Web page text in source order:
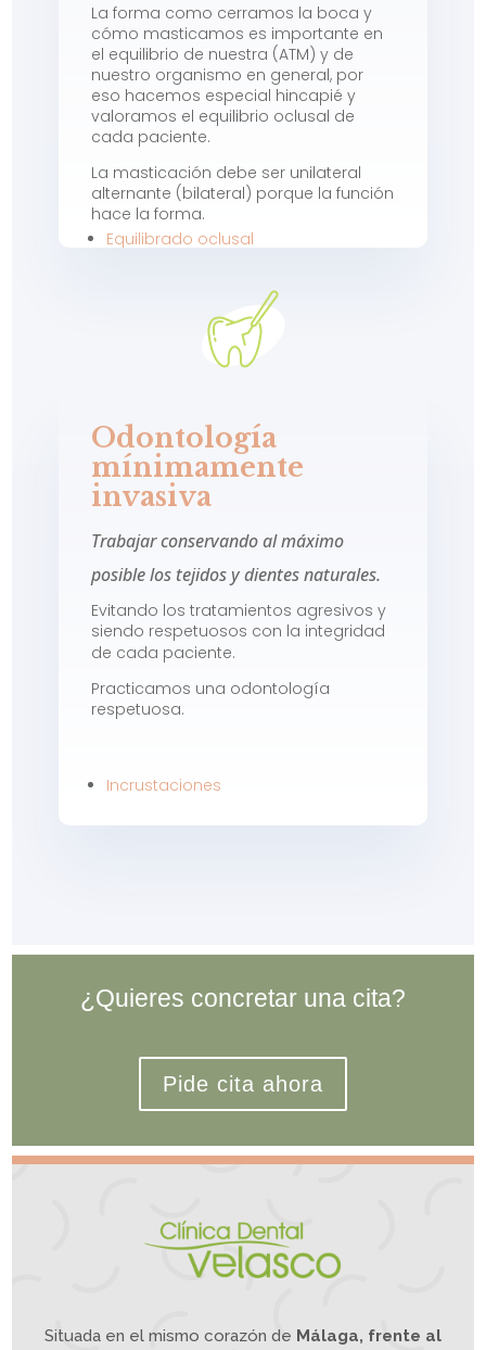
La forma como cerramos la boca y
cómo masticamos es importante en
el equilibrio de nuestra (ATM) y de
nuestro organismo en general, por
eso hacemos especial hincapié y
valoramos el equilibrio oclusal de
cada paciente.
La masticación debe ser unilateral
alternante (bilateral) porque la función
hace la forma.
Equilibrado oclusal
Odontología
mínimamente
invasiva
Trabajar conservando al máximo
posible los tejidos y dientes naturales.
Evitando los tratamientos agresivos y
siendo respetuosos con la integridad
de cada paciente.
Practicamos una odontología
respetuosa.
Incrustaciones
¿Quieres concretar una cita?
Pide cita ahora
Situada en el mismo corazón de Málaga, frente al